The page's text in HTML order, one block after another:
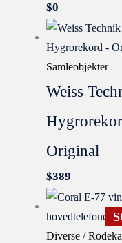
$0
Samleobjekter
Weiss
Original
$389
Diverse /